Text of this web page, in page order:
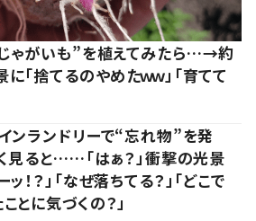
ゃがいも”を植えてみたら…→約
「捨てるのやめたｗｗ」「育てて
ンランドリーで“忘れ物”を発
見ると……「はぁ？」衝撃の光景
ッ！？」「なぜ落ちてる？」「どこで
とに気づくの？」